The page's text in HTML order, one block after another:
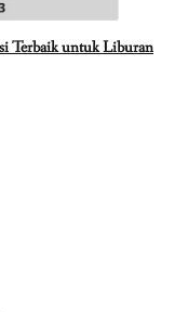
Terbaik untuk Liburan